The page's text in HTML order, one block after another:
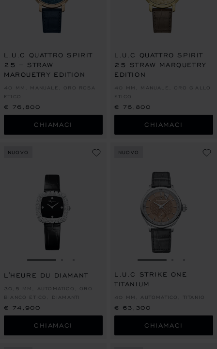
L.U.C QUATTRO SPIRIT
25 – STRAW
MARQUETRY EDITION
40 MM, MANUALE, ORO ROSA
ETICO
€ 76,800
CHIAMACI
L.U.C QUATTRO SPIRIT
25 STRAW MARQUETRY
EDITION
40 MM, MANUALE, ORO GIALLO
ETICO
€ 76,800
CHIAMACI
NUOVO
VAI ALLA SLIDE 1VAI ALLA SLIDE 3
L'HEURE DU DIAMANT
30,5 MM, AUTOMATICO, ORO
BIANCO ETICO, DIAMANTI
€ 74,900
CHIAMACI
NUOVO
VAI ALLA SLIDE 1
L.U.C STRIKE ONE
TITANIUM
40 MM, AUTOMATICO, TITANIO
€ 63,300
CHIAMACI